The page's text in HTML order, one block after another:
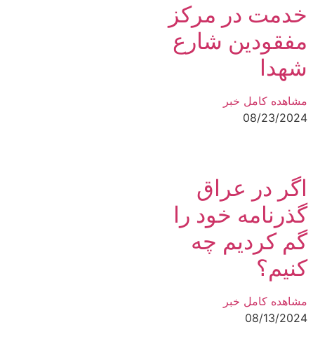
خدمت در مرکز
مفقودین شارع
شهدا
مشاهده کامل خبر
08/23/2024
اگر در عراق
گذرنامه خود را
گم کردیم چه
کنیم؟
مشاهده کامل خبر
08/13/2024